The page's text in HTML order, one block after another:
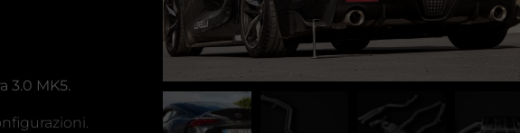
3.0 MK5.